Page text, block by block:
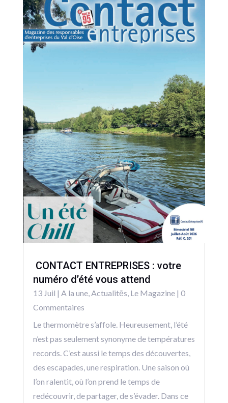
CONTACT ENTREPRISES : votre
numéro d’été vous attend
13 Juil | A la une, Actualitēs Le Magazine| 0
Commentaires
Le thermomètre s’affole. Heureusement, l’été
n’est pas seulement synonyme de températures
records. C’est aussi le temps des découvertes,
des escapades, une respiration. Une saison où
l’on ralentit, où l’on prend le temps de
redécouvrir, de partager, de s’évader. Dans ce